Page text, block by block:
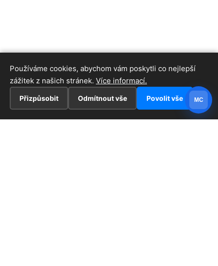
Používáme cookies, abychom vám poskytli co nejlepší
zážitek z našich stránek. Více informací.
Přizpůsobit Odmítnout vše Povolit vše MC